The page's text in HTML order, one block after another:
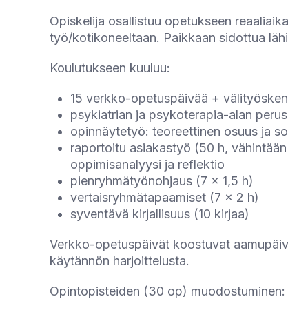
Opiskelija osallistuu opetukseen
työ/kotikoneeltaan. Paikkaan sidottua
Koulutukseen kuuluu:
15 verkko-opetuspäivää +
psykiatrian ja psykoterapia-alan
opinnäytetyö: teoreettinen osuus ja
raportoitu asiakastyö (50 h,
oppimisanalyysi ja reflektio
pienryhmätyönohjaus (7 x 1,5 h)
vertaisryhmätapaamiset (7 x 2 h)
syventävä kirjallisuus (10 kirjaa)
Verkko-opetuspäivät koostuvat
käytännön harjoittelusta.
Opintopisteiden (30 op) muodostuminen: